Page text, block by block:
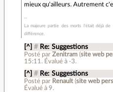
mieux qu'ailleurs. Autrement
La majeure partie des morts l'était déjà
différence.
[^] # Re: Suggestions
Posté par Zenitram(site web
15:11 . Évalué à -3.
[^] # Re: Suggestions
Posté par Renault(site web
Évalué à 9.